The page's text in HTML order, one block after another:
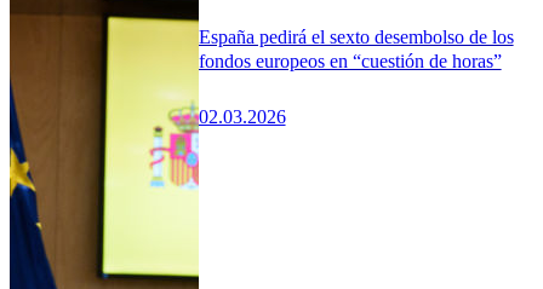
España pedirá el sexto desembolso de los
fondos europeos en “cuestión de horas”
02.03.2026